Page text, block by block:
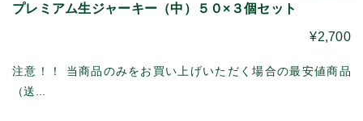
プレミアム生ジャーキー（中）５０×３個セット
¥2,700
注意！！ 当商品のみをお買い上げいただく場合の最安値商品
（送...